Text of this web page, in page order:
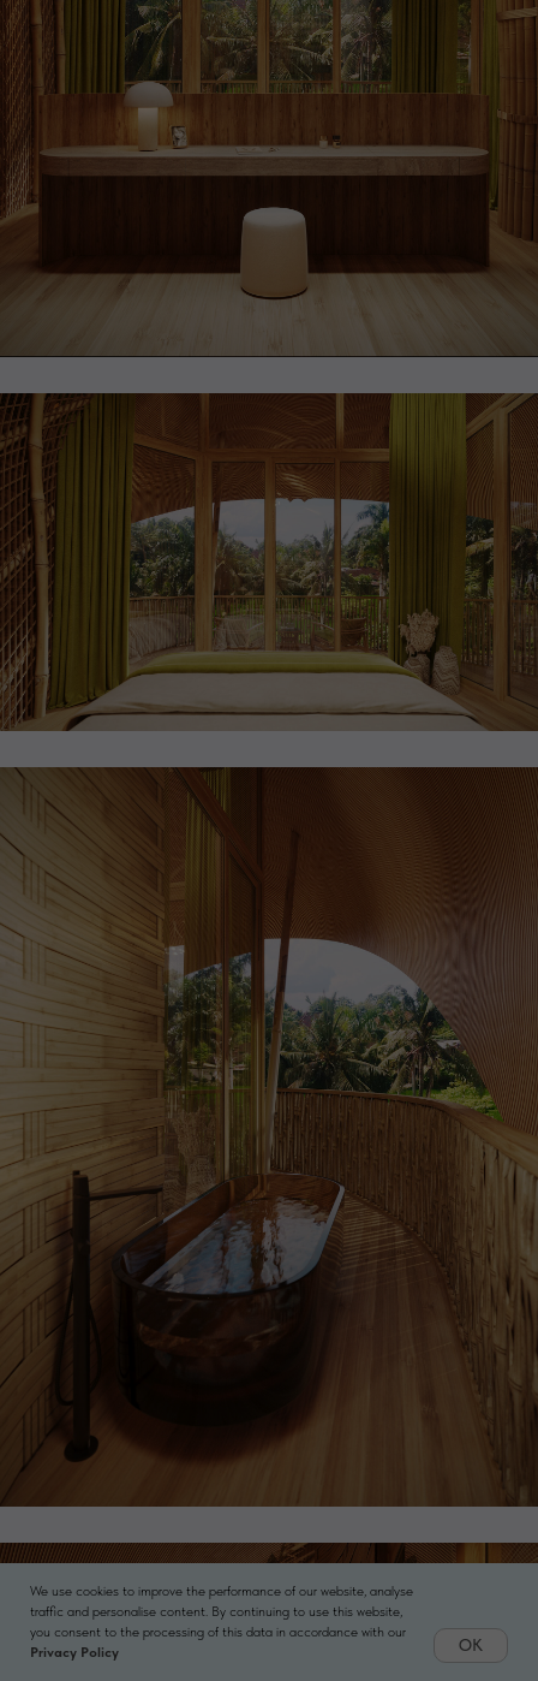
We use cookies to improve the performance of our website, analyse
traffic and personalise content. By continuing to use this website,
you consent to the processing of this data in accordance with our
Privacy Policy
OK